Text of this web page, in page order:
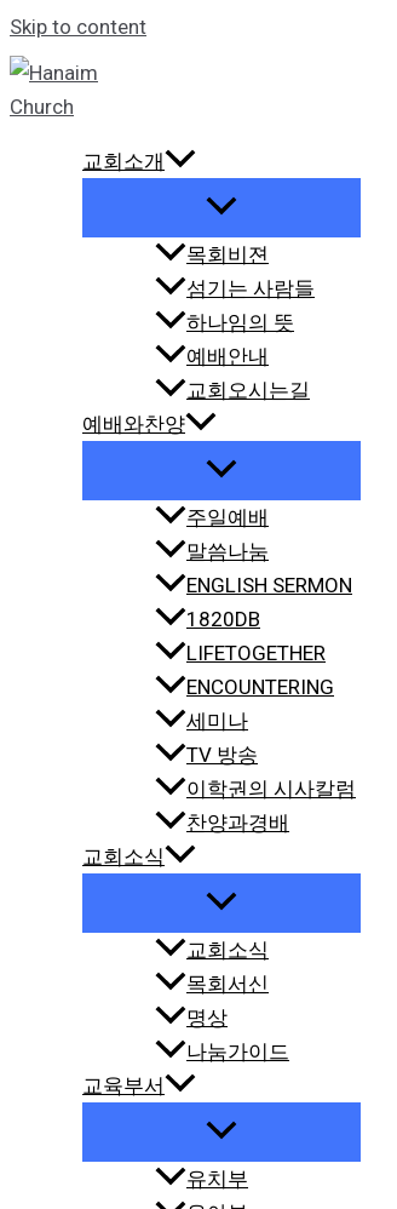
Skip to content
교회소개
목회비젼
섬기는 사람들
하나임의 뜻
예배안내
교회오시는길
예배와찬양
주일예배
말씀나눔
ENGLISH SERMON
1820DB
LIFETOGETHER
ENCOUNTERING
세미나
TV 방송
이학권의 시사칼럼
찬양과경배
교회소식
교회소식
목회서신
명상
나눔가이드
교육부서
유치부